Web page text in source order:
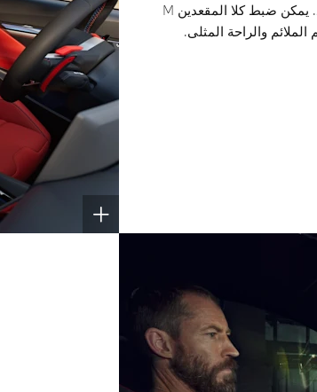
من عرض مسند الظهر المخصص إلى تدفئة المقعد. يمكن ضبط كلا المقعدين M
والراحة المثلى.